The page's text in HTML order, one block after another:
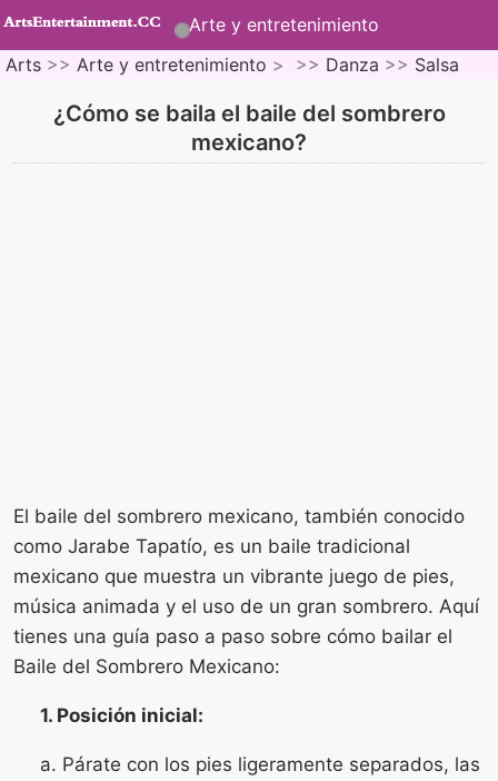
Arte y entretenimiento
Arts >> Arte y entretenimiento > >> Danza >> Salsa
¿Cómo se baila el baile del sombrero
mexicano?
El baile del sombrero mexicano, también conocido
como Jarabe Tapatío, es un baile tradicional
mexicano que muestra un vibrante juego de pies,
música animada y el uso de un gran sombrero. Aquí
tienes una guía paso a paso sobre cómo bailar el
Baile del Sombrero Mexicano:
1. Posición inicial:
a. Párate con los pies ligeramente separados, las